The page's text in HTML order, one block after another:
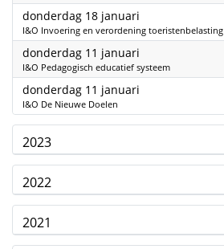
donderdag 18 januari
I&O Invoering en verordening toeristenbelasting
donderdag 11 januari
I&O Pedagogisch educatief systeem
donderdag 11 januari
I&O De Nieuwe Doelen
2023
2022
2021